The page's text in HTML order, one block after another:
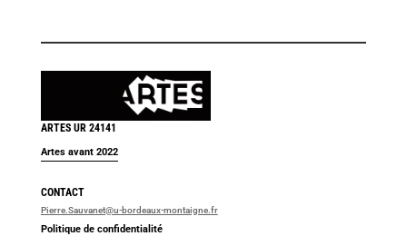
ARTES UR 24141
Artes avant 2022
CONTACT
Pierre.Sauvanet@u-bordeaux-montaigne.fr
Politique de confidentialité